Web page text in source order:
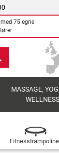
75 egne
MASSAGE,
WELLNESS